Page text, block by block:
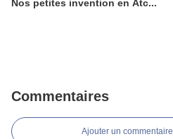
Nos petites invention en Atc...
Commentaires
Ajouter un commentaire